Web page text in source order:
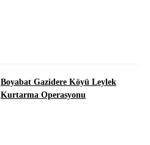
Boyabat Gazidere Köyü Leylek
Kurtarma Operasyonu